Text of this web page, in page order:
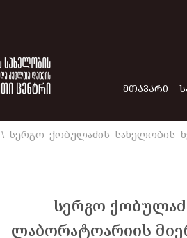
ᲛᲗᲐᲕᲐᲠᲘ
\ სერგო ქობულაძის სახელობის
სერგო
ლაბორატოარიის